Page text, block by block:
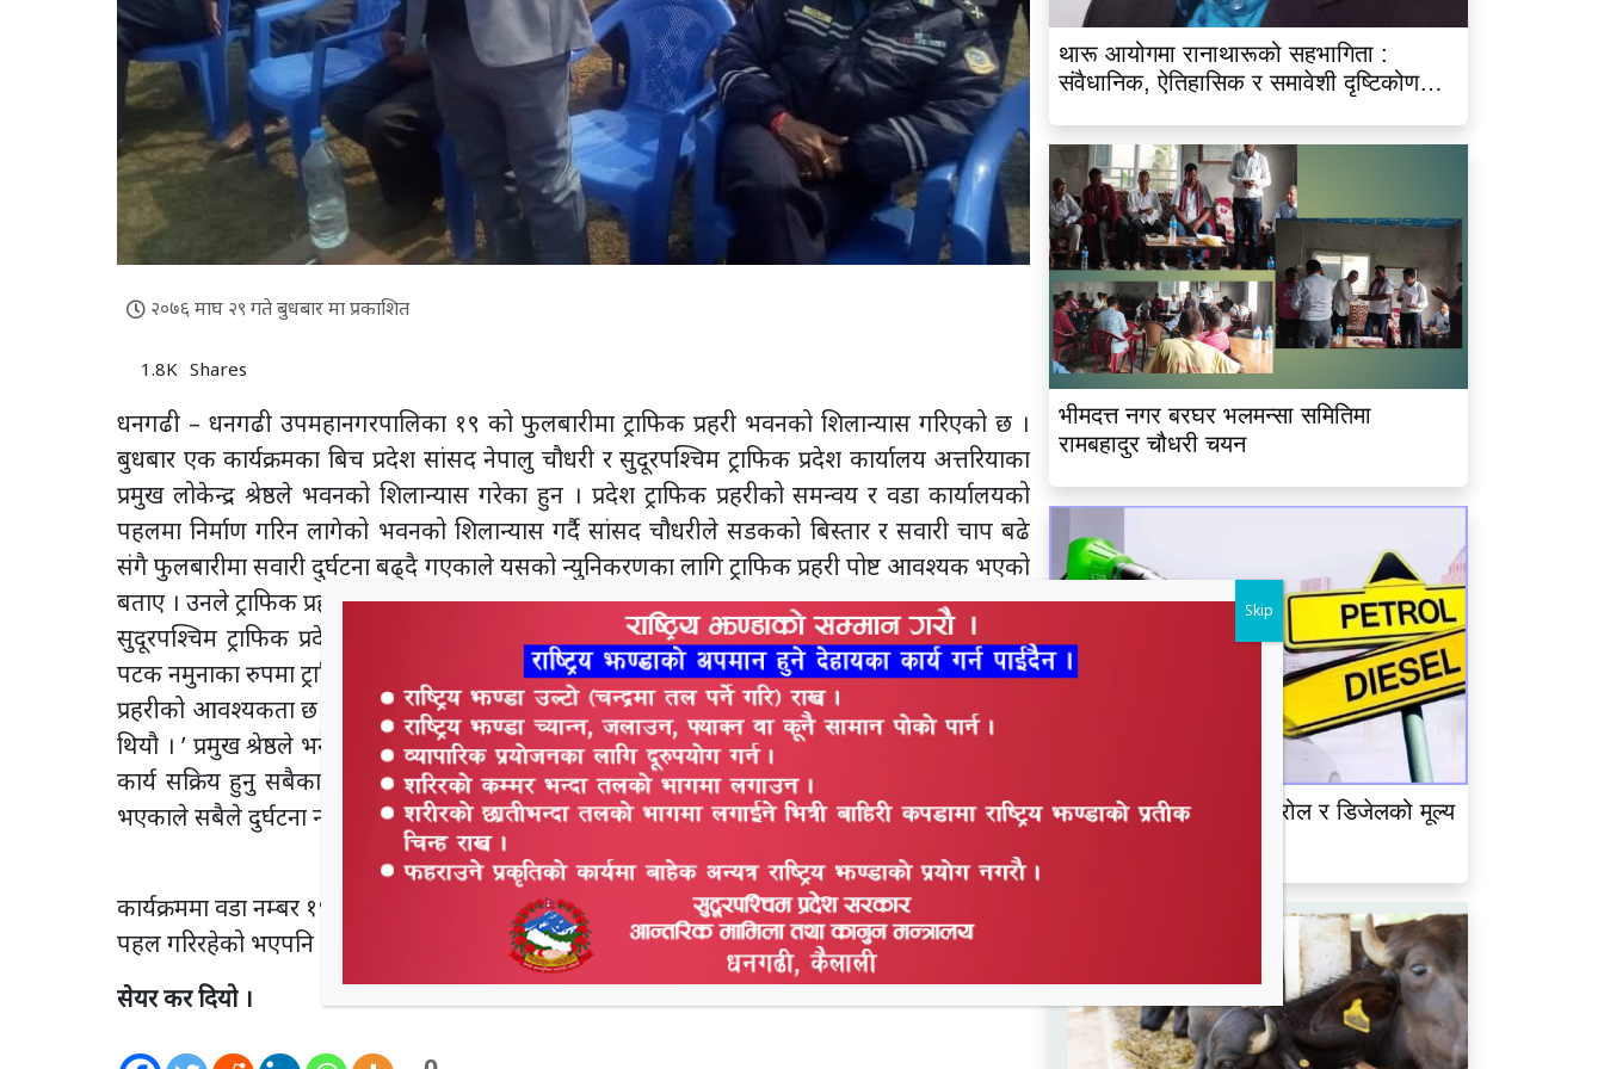
२०७६ माघ २९ गते बुधबार मा प्रकाशित
1.8K Shares
धनगढी – धनगढी उपमहानगरपालिका १९ को फुलबारीमा ट्राफिक प्रहरी भवनको शिलान्यास गरिएको छ ।
बुधबार एक कार्यक्रमका बिच प्रदेश सांसद नेपालु चौधरी र सुदूरपश्चिम ट्राफिक प्रदेश कार्यालय अत्तरियाका
प्रमुख लोकेन्द्र श्रेष्ठले भवनको शिलान्यास गरेका हुन । प्रदेश ट्राफिक प्रहरीको समन्वय र वडा कार्यालयको
पहलमा निर्माण गरिन लागेको भवनको शिलान्यास गर्दै सांसद चौधरीले सडकको बिस्तार र सवारी चाप बढे
संगै फुलबारीमा सवारी दुर्घटना बढ्दै गएकाले यसको न्युनिकरणका लागि ट्राफिक प्रहरी पोष्ट आवश्यक भएको
बताए । उनले ट्राफिक प्रहरी पोष्ट निर्माणका लागि आफूले सक्दो सहयोग गर्ने प्रतिबद्धता व्यक्त गरे ।
सुदूरपश्चिम ट्राफिक प्रदेश कार्यालय अत्तरियाका प्रमुख श्रेष्ठले समुदायी प्रहरी साझेदारीमा नेपालमै पहिलो
पटक नमुनाका रुपमा ट्राफिक प्रहरी पोष्ट निर्माण गर्न लागिएको बताए । ‘यो एक नमुना हो । यस क्षेत्रमा ट्राफिक
प्रहरीको आवश्यकता छ भन्ने आवश्यकता महशुस गरेर २ महिना पहिले २ जना ट्राफिक प्रहरी परिचालन गरेका
थियौ । ’ प्रमुख श्रेष्ठले भने – ‘अहिले वडा कार्यालयको पहलमा स्थानिय आफै सक्रिय भएर भवन नै निर्माण गर्ने
कार्य सक्रिय हुनु सबैका लागि नमुना हो ।’ उनले ट्राफिक पोष्ट स्थापना गर्दैमा सबै दुर्घटना न्युनिकरण नहुने
भएकाले सबैले दुर्घटना न्युनिकरणका लागि सचेत हुन पनि त्यतिकै आवश्यक रहेको बताए ।
कार्यक्रममा वडा नम्बर १९ का वडा अध्यक्ष तिलुराम चौधरीले लामो समय देखि ट्राफिक चेक पोष्ट राख्नका लागि
पहल गरिरहेको भएपनि अहिले सफल भएको बताए । उनले फुलबारी क्षेत्रमा बढ्दै गएका दुर्घटना
सेयर कर दियो ।
थारू आयोगमा रानाथारूको सहभागिता :
संवैधानिक, ऐतिहासिक र समावेशी दृष्टिकोणबाट
भीमदत्त नगर बरघर भलमन्सा समितिमा
रामबहादुर चौधरी चयन
नेपाल आयल निगमद्वारा पेट्रोल र डिजेलको मूल्य
Skip